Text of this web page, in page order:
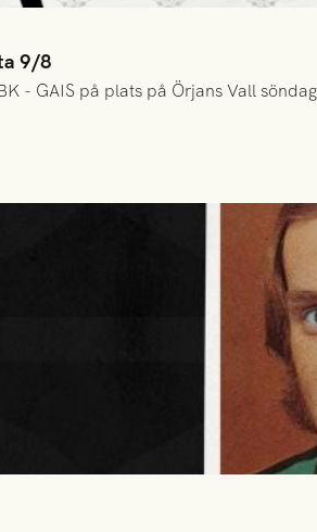
9/8
- GAIS på plats på Örjans Vall